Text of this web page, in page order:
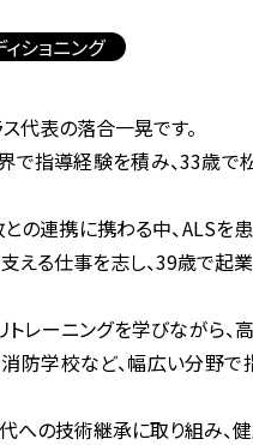
ショニング
ス代表の落合一晃です。
で指導経験を積み、33歳
の連携に携わる中、ALSを
える仕事を志し、39歳で起業
レーニングを学びながら、
消防学校など、幅広い分野
への技術継承に取り組み、